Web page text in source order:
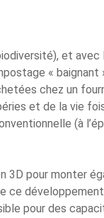
et avec
« baignant
chez un
et de la vie
(à
3D pour monter
ce
pour des